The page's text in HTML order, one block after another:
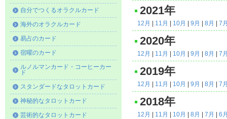
自分でつくるオラクルカード
海外のオラクルカード
易占のカード
宿曜のカード
ルノルマンカード・コーヒーカー
ド
スタンダードなタロットカード
神秘的なタロットカード
芸術的なタロットカード
2021年
12月 11月 10月 9月 8月 7
2020年
12月 11月 10月 9月 8月 7
2019年
12月 11月 10月 9月 8月 7
2018年
12月 11月 10月 8月 7月 6